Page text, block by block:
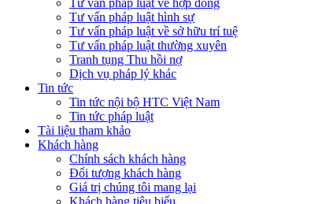
Tư vấn pháp luật về hợp đồng
Tư vấn pháp luật hình sự
Tư vấn pháp luật về sở hữu trí tuệ
Tư vấn pháp luật thường xuyên
Tranh tụng Thu hồi nợ
Dịch vụ pháp lý khác
Tin tức
Tin tức nội bộ HTC Việt Nam
Tin tức pháp luật
Tài liệu tham khảo
Khách hàng
Chính sách khách hàng
Đối tượng khách hàng
Giá trị chúng tôi mang lại
Khách hàng tiêu biểu